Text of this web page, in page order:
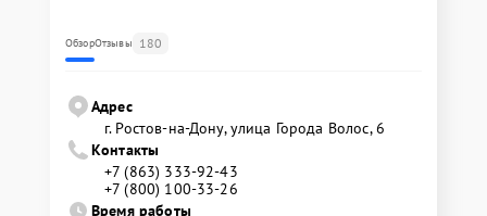
ОбзорОтзывы 180
Адрес
г. Ростов-на-Дону, улица Города Волос, 6
Контакты
+7 (863) 333-92-43
+7 (800) 100-33-26
Время работы